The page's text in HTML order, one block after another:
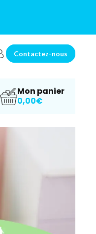
Contactez-nous
Mon panier
0,00€